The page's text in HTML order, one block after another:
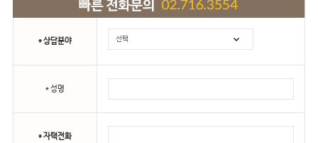
* 상담분야
* 성명
* 자택전화